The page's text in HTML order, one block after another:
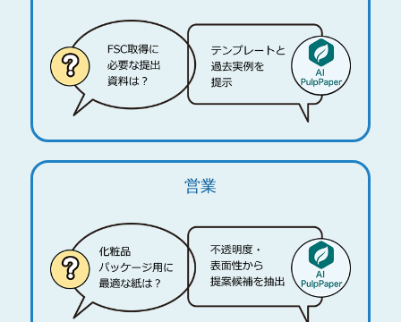
営業